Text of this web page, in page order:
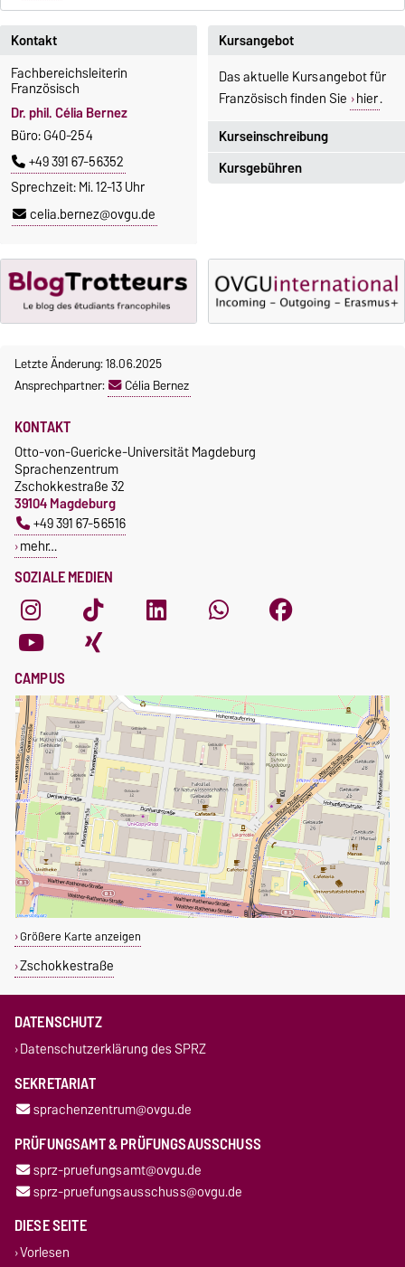
Kurseinschreibung
Einschreibezeitraum:
Die Kurse beginnen ab dem 12.
Oktober 2026.
Kursangebot
Das aktuelle Kursangebot für
Französisch finden Sie hier.
Kursgebühren
Gebühren
Gebührenrückerstattung
Gebührenbefreiungen bei
Kontakt
Fachbereichsleiterin
Französisch
Dr. phil. Célia Bernez
Büro: G40-254
+49 391 67-56352
Sprechzeit: Mi. 12-13 Uhr
celia.bernez@ovgu.de
Letzte Änderung: 18.06.2025
Ansprechpartner:
Célia Bernez
SOZIALE MEDIEN
KONTAKT
Otto-von-Guericke-Universität Magdeburg
Sprachenzentrum
Zschokkestraße 32
39104 Magdeburg
+49 391 67-56516
mehr…
CAMPUS
Größere Karte anzeigen
Zschokkestraße
DATENSCHUTZ
Datenschutzerklärung des SPRZ
SEKRETARIAT
sprachenzentrum@ovgu.de
PRÜFUNGSAMT & PRÜFUNGSAUSSCHUSS
sprz-pruefungsamt@ovgu.de
sprz-pruefungsausschuss@ovgu.de
DIESE SEITE
Vorlesen